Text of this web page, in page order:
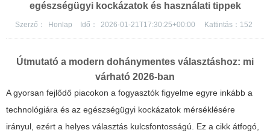
egészségügyi kockázatok és használati tippek
Szerző： Honlap Idő： 2026-01-21T17:30:25+00:00 Kattintás： 152
Útmutató a modern dohánymentes választáshoz: mi
várható 2026-ban
A gyorsan fejlődő piacokon a fogyasztók figyelme egyre inkább a
technológiára és az egészségügyi kockázatok mérséklésére
irányul, ezért a helyes választás kulcsfontosságú. Ez a cikk átfogó,